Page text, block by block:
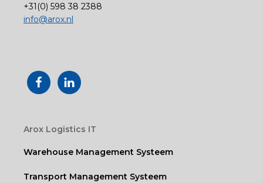
+31(0) 598 38 2388
info@arox.nl
Arox Logistics IT
Warehouse Management Systeem
Transport Management Systeem